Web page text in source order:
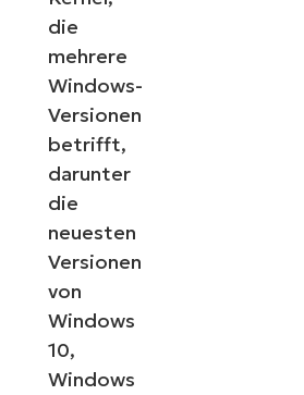
die
mehrere
Windows-
Versionen
betrifft,
darunter
die
neuesten
Versionen
von
Windows
10,
Windows